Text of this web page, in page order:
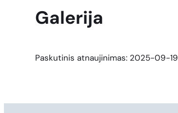
Galerija
Paskutinis atnaujinimas: 2025-09-19